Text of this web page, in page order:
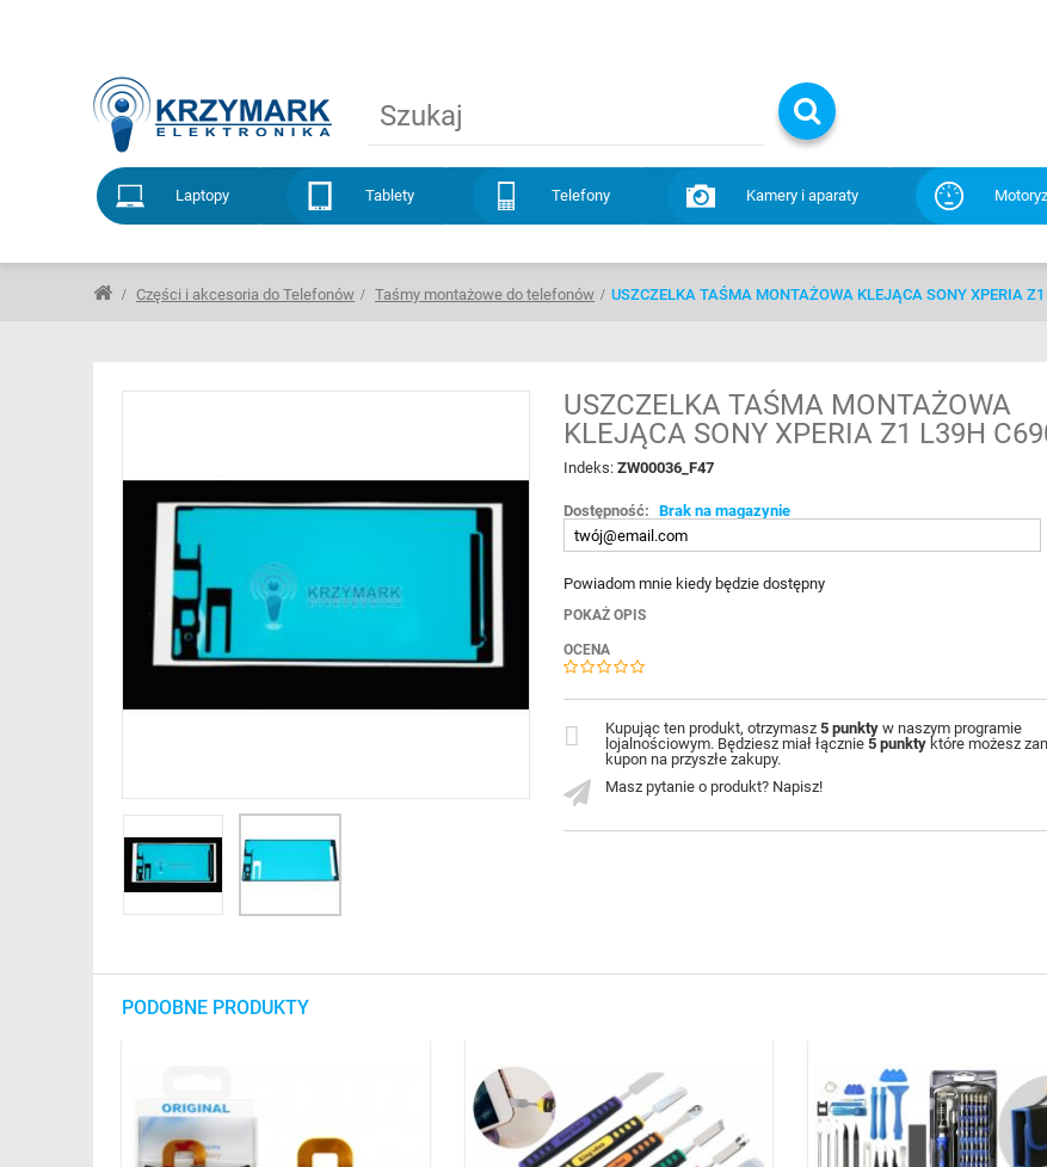
Laptopy Tablety Telefony Kamery i aparaty
Części i akcesoria do Telefonów Taśmy montażowe do telefonów USZCZELKA TAŚMA MONTAŻOWA KLEJĄCA SONY XPERIA
USZCZELKA TAŚMA MONTAŻOWA
KLEJĄCA SONY XPERIA Z1 L39H
Indeks:ZW00036_F47
Dostępność: Brak na magazynie
Powiadom mnie kiedy będzie dostępny
POKAŻ OPIS
OCENA
Masz pytanie o produkt? Napisz!
Kupując ten produkt, otrzymasz5 punkty w naszym programie
lojalnościowym. Będziesz miał łącznie5 punkty które możesz
kupon na przyszłe zakupy.
PODOBNE PRODUKTY